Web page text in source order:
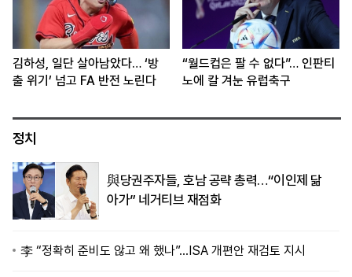
김하성, 일단 살아남았다… ‘방
출 위기’ 넘고 FA 반전 노린다
“월드컵은 팔 수 없다”… 인판티
노에 칼 겨눈 유럽축구
정치
與당권주자들, 호남 공략 총력…“이인제 닮
아가” 네거티브 재점화
李 “정확히 준비도 않고 왜 했나”…ISA 개편안 재검토 지시